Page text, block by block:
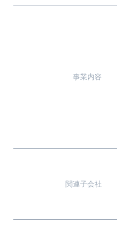
事業内容
関連子会社